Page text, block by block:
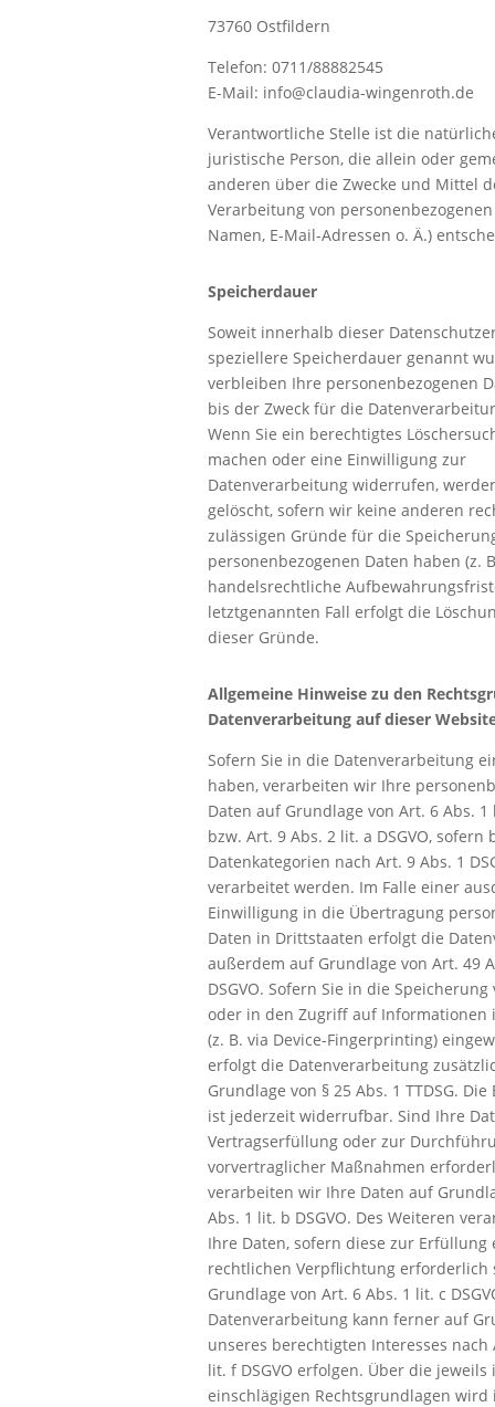
73760 Ostfildern
Telefon: 0711/88882545
E-Mail: info@claudia-wingenroth.de
Verantwortliche Stelle ist die
juristische Person, die allein oder
anderen über die Zwecke und Mittel
Verarbeitung von personenbezogenen
Namen, E-Mail-Adressen o. Ä.)
Speicherdauer
Soweit innerhalb dieser
speziellere Speicherdauer genannt
verbleiben Ihre personenbezogenen
bis der Zweck für die
Wenn Sie ein berechtigtes
machen oder eine Einwilligung zur
Datenverarbeitung widerrufen,
gelöscht, sofern wir keine anderen
zulässigen Gründe für die
personenbezogenen Daten haben (z.
handelsrechtliche
letztgenannten Fall erfolgt die
dieser Gründe.
Allgemeine Hinweise zu den
Datenverarbeitung auf dieser
Sofern Sie in die Datenverarbeitung
haben, verarbeiten wir Ihre
Daten auf Grundlage von Art. 6 Abs. 1
bzw. Art. 9 Abs. 2 lit. a DSGVO, sofern
Datenkategorien nach Art. 9 Abs. 1
verarbeitet werden. Im Falle einer
Einwilligung in die Übertragung
Daten in Drittstaaten erfolgt die
außerdem auf Grundlage von Art. 49
DSGVO. Sofern Sie in die Speicherung
oder in den Zugriff auf Informationen
(z. B. via Device-Fingerprinting)
erfolgt die Datenverarbeitung
Grundlage von § 25 Abs. 1 TTDSG.
ist jederzeit widerrufbar. Sind Ihre
Vertragserfüllung oder zur
vorvertraglicher Maßnahmen
verarbeiten wir Ihre Daten auf
Abs. 1 lit. b DSGVO. Des Weiteren
Ihre Daten, sofern diese zur Erfüllung
rechtlichen Verpflichtung erforderlich
Grundlage von Art. 6 Abs. 1 lit. c
Datenverarbeitung kann ferner auf
unseres berechtigten Interesses nach
lit. f DSGVO erfolgen. Über die jeweils
einschlägigen Rechtsgrundlagen wird